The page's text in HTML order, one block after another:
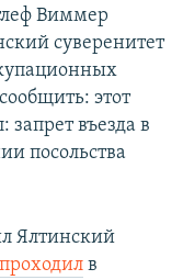
Виммер
суверенитет
этот
запрет въезда в
посольства
Ялтинский
в